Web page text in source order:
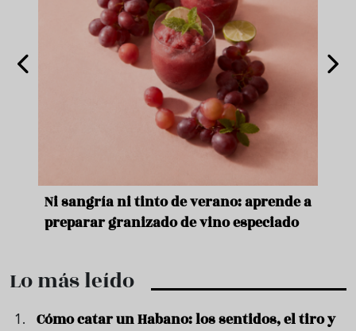
Ni sangría ni tinto de verano: aprende a
preparar granizado de vino especiado
Lo más leído
Cómo catar un Habano: los sentidos, el tiro y